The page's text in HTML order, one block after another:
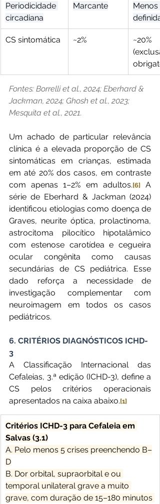
Periodicidade
circadiana
Marcante
Menos
definida
CS sintomática ~2%
~20%
Fontes: Borrelli et al., 2024; Eberhard &
Jackman, 2024; Ghosh et al., 2023;
Mesquita et al., 2021.
Um achado de particular relevância
clínica é a elevada proporção de CS
sintomáticas em crianças, estimada
em até 20% dos casos, em contraste
com apenas 1–2% em adultos.[6]
A
série de Eberhard & Jackman (2024)
identificou etiologias como doença de
Graves, neurite óptica, prolactinoma,
astrocitoma pilocítico hipotalâmico
com estenose carotídea e cegueira
ocular congênita como causas
secundárias de CS pediátrica. Esse
dado reforça a necessidade de
investigação complementar com
neuroimagem em todos os casos
pediátricos.
6. CRITÉRIOS DIAGNÓSTICOS ICHD-
3
A Classificação Internacional das
Cefaleias, 3.ª edição (ICHD-3), define a
CS pelos critérios operacionais
apresentados na caixa abaixo.[1]
Critérios ICHD-3 para Cefaleia em
Salvas (3.1)
A. Pelo menos 5 crises preenchendo B–
D
B. Dor orbital, supraorbital e ou
temporal unilateral grave a muito
grave, com duração de 15–180 minutos